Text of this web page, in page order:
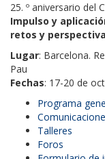
25. º aniversario del
Impulso y
retos y
Lugar: Barcelona.
Pau
Fechas: 17-20 de
Programa
Talleres
Foros